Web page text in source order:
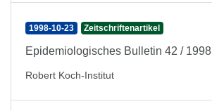
1998-10-23 Zeitschriftenartikel
Epidemiologisches Bulletin 42 / 1998
Robert Koch-Institut